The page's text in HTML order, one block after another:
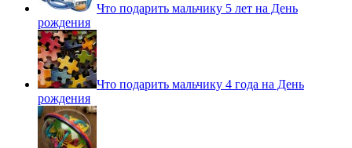
Что подарить мальчику 5 лет на День
рождения
Что подарить мальчику 4 года на День
рождения